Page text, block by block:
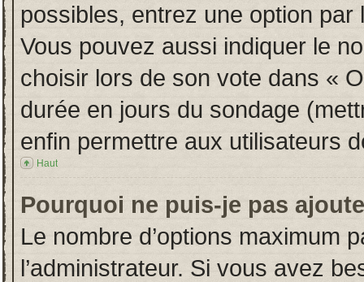
possibles, entrez une option
Vous pouvez aussi indiquer le
choisir lors de son vote dans «
durée en jours du sondage
enfin permettre aux utilisateurs
Haut
Pourquoi ne puis-je pas
Le nombre d’options maximum
l’administrateur. Si vous avez